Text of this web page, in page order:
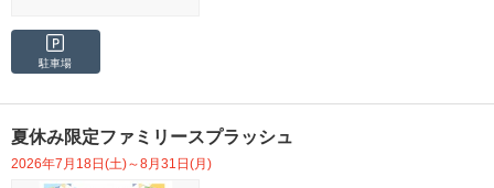
駐車場
夏休み限定ファミリースプラッシュ
2026年7月18日(土)～8月31日(月)